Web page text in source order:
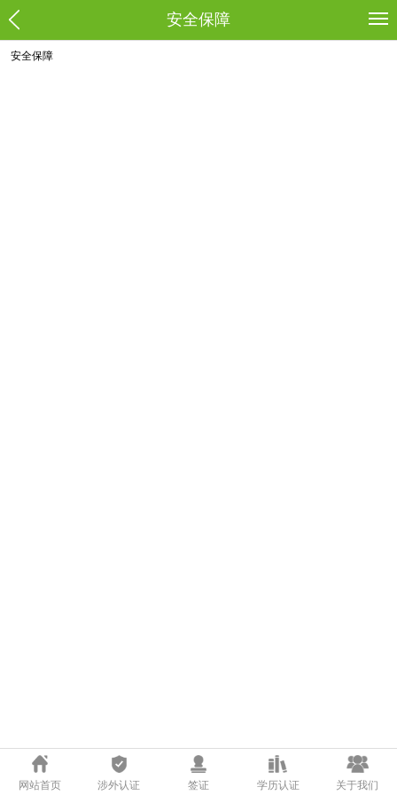
安全保障
安全保障
网站首页 涉外认证 签证 学历认证 关于我们